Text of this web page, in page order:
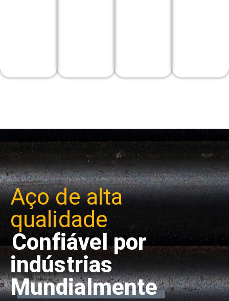
Aço de alta
qualidade
Confiável por
indústrias
Mundialmente